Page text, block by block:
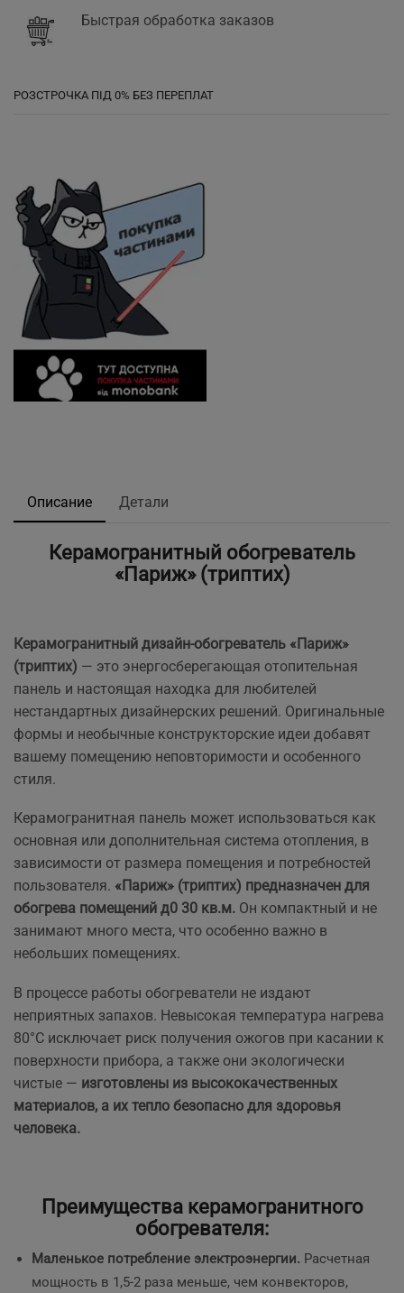
Быстрая обработка заказов
РОЗСТРОЧКА ПІД 0% БЕЗ ПЕРЕПЛАТ
Описание Детали
Керамогранитный обогреватель
«Париж» (триптих)
Керамогранитный дизайн-обогреватель «Париж»
(триптих) — это энергосберегающая отопительная
панель и настоящая находка для любителей
нестандартных дизайнерских решений. Оригинальные
формы и необычные конструкторские идеи добавят
вашему помещению неповторимости и особенного
стиля.
Керамогранитная панель может использоваться как
основная или дополнительная система отопления, в
зависимости от размера помещения и потребностей
пользователя. «Париж» (триптих) предназначен для
обогрева помещений д0 30 кв.м. Он компактный и не
занимают много места, что особенно важно в
небольших помещениях.
В процессе работы обогреватели не издают
неприятных запахов. Невысокая температура нагрева
80°С исключает риск получения ожогов при касании к
поверхности прибора, а также они экологически
чистые — изготовлены из высококачественных
материалов, а их тепло безопасно для здоровья
человека.
Преимущества керамогранитного
обогревателя:
Маленькое потребление электроэнергии. Расчетная
мощность в 1,5-2 раза меньше, чем конвекторов,